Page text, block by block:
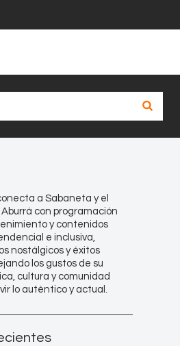
a Sabaneta y el
Aburrá con programación
y contenidos
e inclusiva,
nostálgicos y éxitos
los gustos de su
cultura y comunidad
lo auténtico y actual.